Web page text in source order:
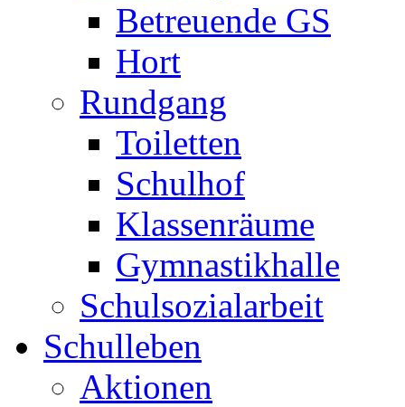
Betreuende GS
Hort
Rundgang
Toiletten
Schulhof
Klassenräume
Gymnastikhalle
Schulsozialarbeit
Schulleben
Aktionen